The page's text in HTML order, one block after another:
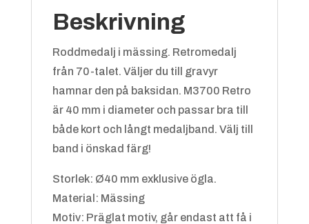
Blå/vit+4.25 kr
Beskrivning
Roddmedalj i mässing. Retromedalj
från 70-talet. Väljer du till gravyr
hamnar den på baksidan. M3700 Retro
är 40 mm i diameter och passar bra till
både kort och långt medaljband. Välj till
band i önskad färg!
Storlek: Ø40 mm exklusive ögla.
Material: Mässing
Motiv: Präglat motiv, går endast att få i